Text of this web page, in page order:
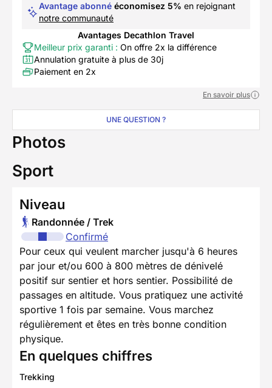
Avantage abonné économisez 5% en rejoignant
notre communauté
Avantages Decathlon Travel
Meilleur prix garanti : On offre 2x la différence
Annulation gratuite à plus de 30j
Paiement en 2x
En savoir plus
UNE QUESTION ?
Photos
Sport
Niveau
Randonnée / Trek
Confirmé
Pour ceux qui veulent marcher jusqu'à 6 heures
par jour et/ou 600 à 800 mètres de dénivelé
positif sur sentier et hors sentier. Possibilité de
passages en altitude. Vous pratiquez une activité
sportive 1 fois par semaine. Vous marchez
régulièrement et êtes en très bonne condition
physique.
En quelques chiffres
Trekking